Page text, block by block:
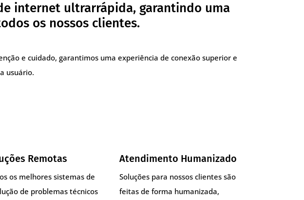
internet ultrarrápida, garantindo uma
os nossos clientes.
e cuidado, garantimos uma experiência de conexão superior e
usuário.
Remotas
os melhores sistemas de
de problemas técnicos
Atendimento Humanizado
Soluções para nossos clientes são
feitas de forma humanizada,